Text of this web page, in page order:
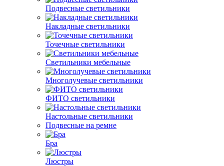
Подвесные светильники
Накладные светильники
Точечные светильники
Светильники мебельные
Многолучевые светильники
ФИТО светильники
Настольные светильники
Подвесные на ремне
Бра
Люстры